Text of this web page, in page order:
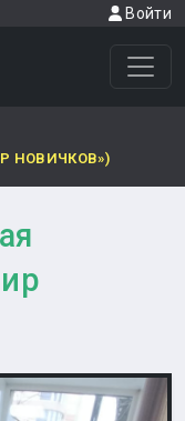
Войти
НОВИЧКОВ»)